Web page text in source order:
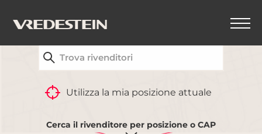
VICINO A TE
Utilizza la mia posizione attuale
Cerca il rivenditore per posizione o CAP
VREDESTEIN PRESENTA
UNO